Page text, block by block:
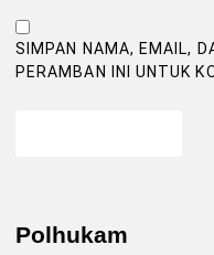
SIMPAN NAMA, EMAIL,
PERAMBAN INI UNTUK
Polhukam